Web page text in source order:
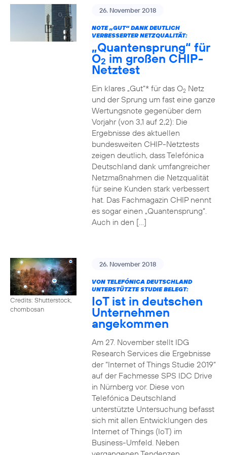
26. November 2018
NOTE „GUT“ DANK DEUTLICH
VERBESSERTER NETZQUALITÄT:
„Quantensprung“ für
O2 im großen CHIP-
Netztest
Ein klares „Gut“* für das O2Netz
und der Sprung um fast eine ganze
Wertungsnote gegenüber dem
Vorjahr (von 3,1 auf 2,2): Die
Ergebnisse des aktuellen
bundesweiten CHIP-Netztests
zeigen deutlich, dass Telefónica
Deutschland dank umfangreicher
Netzmaßnahmen die Netzqualität
für seine Kunden stark verbessert
hat. Das Fachmagazin CHIP nennt
es sogar einen „Quantensprung“.
Auch in den […]
Credits: Shutterstock,
chombosan
26. November 2018
VON TELEFÓNICA DEUTSCHLAND
UNTERSTÜTZTE STUDIE BELEGT:
IoT ist in deutschen
Unternehmen
angekommen
Am 27. November stellt IDG
Research Services die Ergebnisse
der “Internet of Things Studie 2019“
auf der Fachmesse SPS IDC Drive
in Nürnberg vor. Diese von
Telefónica Deutschland
unterstützte Untersuchung befasst
sich mit allen Entwicklungen des
Internet of Things (IoT) im
Business-Umfeld. Neben